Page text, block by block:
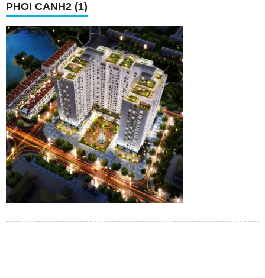
PHOI CANH2 (1)